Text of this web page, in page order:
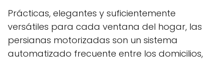
Prácticas, elegantes y suficientemente
versátiles para cada ventana del hogar, las
persianas motorizadas son un sistema
automatizado frecuente entre los domicilios,